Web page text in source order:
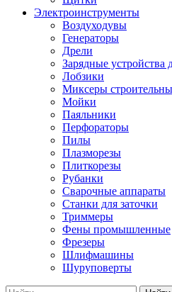
Электроинструменты
Воздуходувы
Генераторы
Дрели
Зарядные устройства
Лобзики
Миксеры
Мойки
Паяльники
Перфораторы
Пилы
Плазморезы
Плиткорезы
Рубанки
Сварочные аппараты
Станки для заточки
Триммеры
Фены промышленные
Фрезеры
Шлифмашины
Шуруповерты